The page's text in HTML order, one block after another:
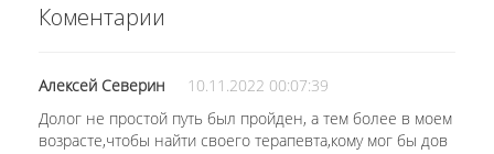
Коментарии
Алексей Северин
10.11.2022 00:07:39
Долог не простой путь был пройден, а тем более в моем
возрасте,чтобы найти своего терапевта,кому мог бы дов